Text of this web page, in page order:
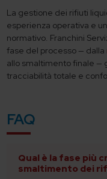
La gestione dei rifiuti
esperienza operativa e
normativo. Franchini
fase del processo — dalla
allo smaltimento finale —
tracciabilità totale e
FAQ
Qual è la fase più
smaltimento dei